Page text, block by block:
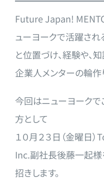
Future Japan!
ューヨークで活躍され
と位置づけ、経験や、知
企業人メンターの輪
今回はニューヨークで
方として
１０月２３日（金曜日
Inc.副社長後藤一起様
招きします。